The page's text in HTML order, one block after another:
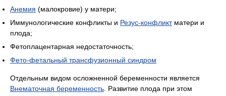
Анемия (малокровие) у матери;
Иммунологические конфликты и Резус-конфликтматери и
плода;
Фетоплацентарная недостаточность;
Фето-фетальный трансфузионный синдром
Отдельным видом осложненной беременности является
Внематочная беременность . Развитие плода при этом